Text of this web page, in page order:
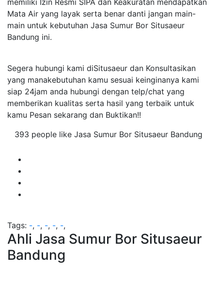
memiliki Izin Resmi SIPA dan Keakuratan mendapatkan
Mata Air yang layak serta benar danti jangan main-
main untuk kebutuhan Jasa Sumur Bor Situsaeur
Bandung ini.
Segera hubungi kami diSitusaeur dan Konsultasikan
yang manakebutuhan kamu sesuai keinginanya kami
siap 24jam anda hubungi dengan telp/chat yang
memberikan kualitas serta hasil yang terbaik untuk
kamu Pesan sekarang dan Buktikan!!
393 people like Jasa Sumur Bor Situsaeur Bandung
Tags: -, -, -, -, -,
Ahli Jasa Sumur Bor Situsaeur
Bandung